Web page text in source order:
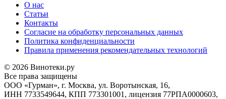
О нас
Статьи
Контакты
Согласие на обработку персональных данных
Политика конфиденциальности
Правила применения рекомендательных технологий
© 2026 Винотеки.ру
Все права защищены
ООО «Гурман», г. Москва, ул. Воротынская, 16,
ИНН 7733549644, КПП 773301001, лицензия 77РПА0000603,